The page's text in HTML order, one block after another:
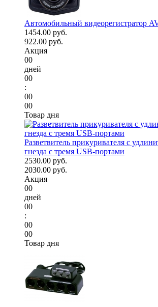
Автомобильный видеорегистратор
1454.00 руб.
922.00 руб.
Акция
00
дней
00
:
00
00
Товар дня
Разветвитель прикуривателя с
гнезда с тремя USB-портами
2530.00 руб.
2030.00 руб.
Акция
00
дней
00
:
00
00
Товар дня